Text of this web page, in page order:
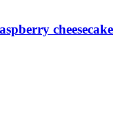
cheesecake